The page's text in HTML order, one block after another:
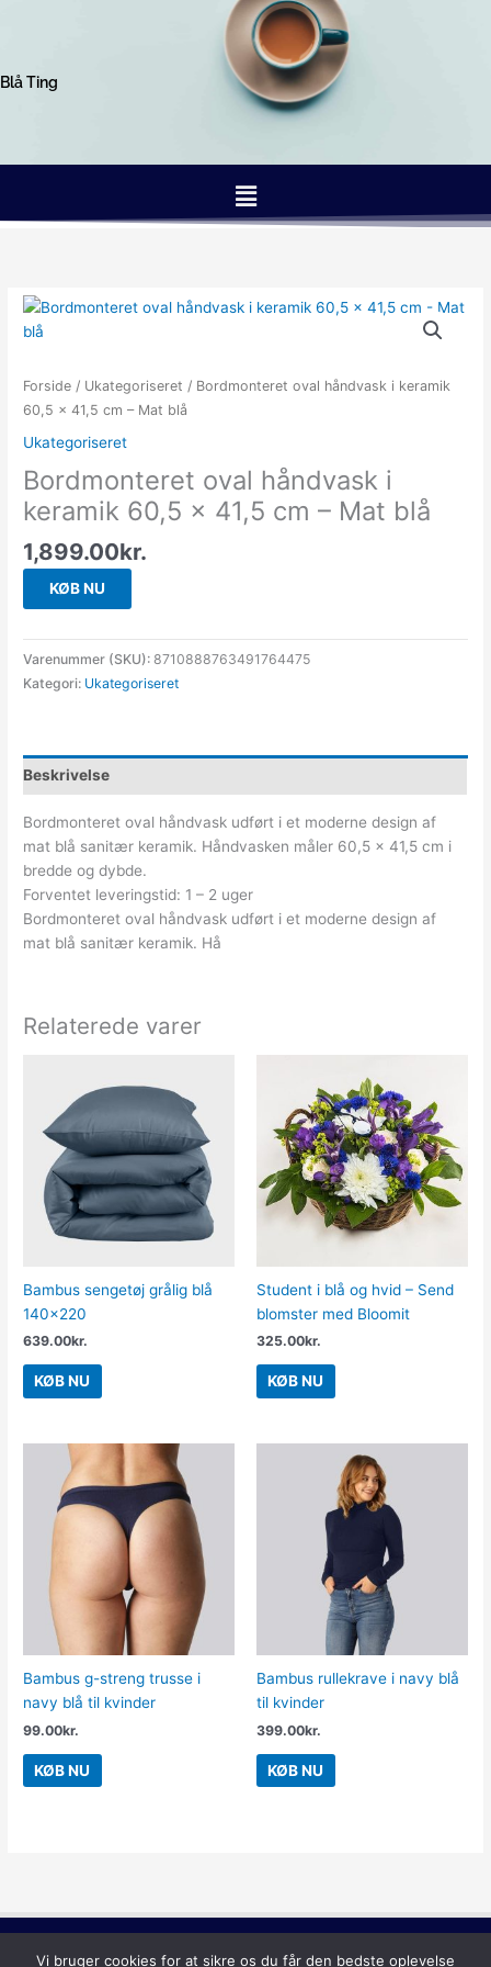
Blå Ting
Menu
Forside / Ukategoriseret / Bordmonteret oval håndvask i keramik
60,5 x 41,5 cm – Mat blå
Ukategoriseret
Bordmonteret oval håndvask i
keramik 60,5 x 41,5 cm – Mat blå
1,899.00kr.
KØB NU
Varenummer (SKU):8710888763491764475
Kategori: Ukategoriseret
Beskrivelse
Bordmonteret oval håndvask udført i et moderne design af
mat blå sanitær keramik. Håndvasken måler 60,5 x 41,5 cm i
bredde og dybde.
Forventet leveringstid: 1 – 2 uger
Bordmonteret oval håndvask udført i et moderne design af
mat blå sanitær keramik. Hå
Relaterede varer
Bambus sengetøj grålig blå
140×220
639.00kr.
KØB NU
Student i blå og hvid – Send
blomster med Bloomit
325.00kr.
KØB NU
Bambus g-streng trusse i
navy blå til kvinder
99.00kr.
KØB NU
Bambus rullekrave i navy blå
til kvinder
399.00kr.
KØB NU
Vi bruger cookies for at sikre os du får den bedste oplevelse